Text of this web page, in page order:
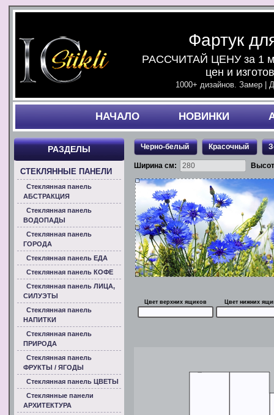
Фартук
РАССЧИТАЙ ЦЕНУ за 1
цен и
1000+ дизайнов. Замер |
НАЧАЛO НОВИНКИ
Черно-белый Красочный
Ширина см:
Цвет верхних ящиков Цвет нижних
РАЗДЕЛЫ
СТЕКЛЯННЫЕ ПАНЕЛИ
Стеклянная панель
АБСТРАКЦИЯ
Стеклянная панель
ВОДОПАДЫ
Стеклянная панель
ГОРОДА
Стеклянная панель ЕДА
Стеклянная панель КОФЕ
Стеклянная панель ЛИЦА,
СИЛУЭТЫ
Стеклянная панель
НАПИТКИ
Стеклянная панель
ПРИРОДА
Стеклянная панель
ФРУКТЫ / ЯГОДЫ
Стеклянная панель ЦВЕТЫ
Стеклянные панели
АРХИТЕКТУРА